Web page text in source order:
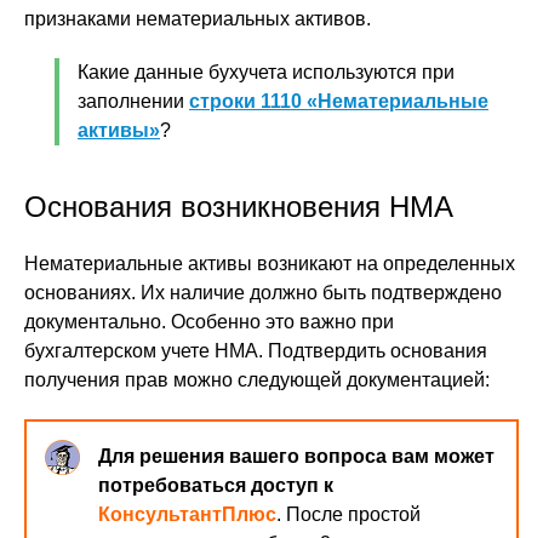
признаками нематериальных активов.
Какие данные бухучета используются при
заполнении строки 1110 «Нематериальные
активы»?
Основания возникновения НМА
Нематериальные активы возникают на определенных
основаниях. Их наличие должно быть подтверждено
документально. Особенно это важно при
бухгалтерском учете НМА. Подтвердить основания
получения прав можно следующей документацией:
Для решения вашего вопроса вам может
потребоваться доступ к
КонсультантПлюс. После простой